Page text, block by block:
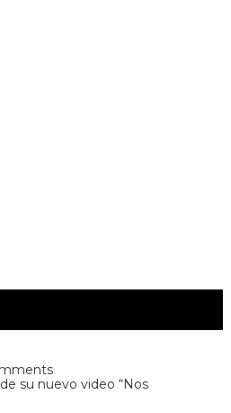
su nuevo video “Nos